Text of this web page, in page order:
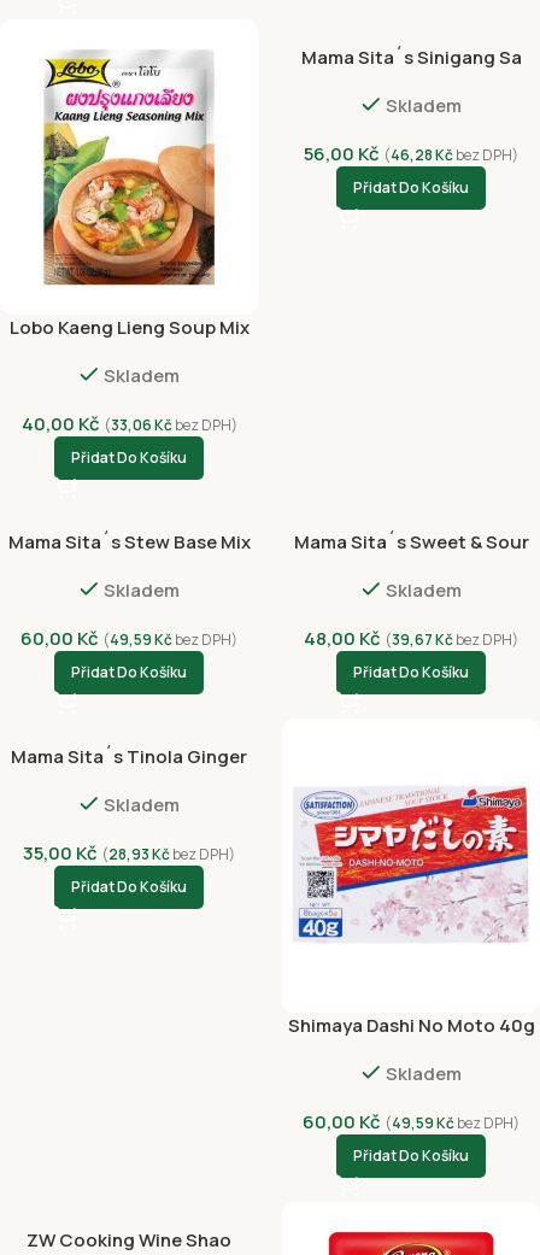
Lobo Kaeng Lieng Soup Mix
Skladem
40,00 Kč (33,06Kčbez DPH)
Přidat Do Košíku
Mama Sita´s Sinigang Sa
Hot 50g
Skladem
56,00 Kč (46,28Kčbez DPH)
Přidat Do Košíku
Mama Sita´s Stew Base Mix
Skladem
60,00 Kč (49,59Kčbez DPH)
Přidat Do Košíku
Mama Sita´s Sweet & Sour
Skladem
48,00 Kč (39,67Kčbez DPH)
Přidat Do Košíku
Mama Sita´s Tinola Ginger
Skladem
35,00 Kč (28,93Kčbez DPH)
Přidat Do Košíku
Shimaya Dashi No Moto 40g
Skladem
60,00 Kč (49,59Kčbez DPH)
Přidat Do Košíku
ZW Cooking Wine Shao